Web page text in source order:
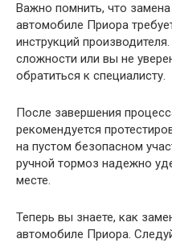
Важно помнить, что
автомобиле Приора
инструкций
сложности или вы не
обратиться к специалисту.
После завершения
рекомендуется
на пустом безопасном
ручной тормоз надежно
месте.
Теперь вы знаете, как
автомобиле Приора.